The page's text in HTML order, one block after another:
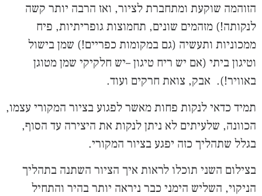
הזוהמה שוקעת ומתחברת לציור, ואז הרבה יותר קשה
לנקותה!) מזהמים שונים, תחמוצות גופריתיות, פיח
ממכוניות ותעשיה (גם במקומות כפריים!) שמן בישול
וטיגון ביתי (אם יש ריח טיגון –יש חלקיקי שמן מטוגן
באוויר!). אבק, צואת חרקים ועוד.
תמיד כדאי לנקות פחות מאשר לפגוע בציור המקורי עצמו,
הכוונה, שלעיתים לא ניתן לנקות את היצירה עד הסוף,
בגלל שתהליך כזה יפגע בציור המקורי.
בצילום השני תוכלו לראות איך הציור השתנה בתהליך
הניקוי, השליש הימני כבר ניראה יותר בהיר והתחיל